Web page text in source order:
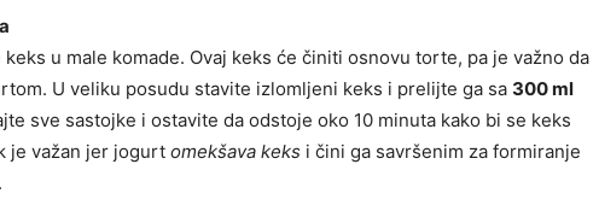
u male komade. Ovaj keks će činiti osnovu torte, pa je važno da
U veliku posudu stavite izlomljeni keks i prelijte ga sa 300 ml
sve sastojke i ostavite da odstoje oko 10 minuta kako bi se keks
je važan jer jogurt omekšava keks i čini ga savršenim za formiranje